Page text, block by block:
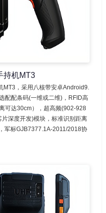
持机MT3
MT3，采用八核带安卓Android9.
配配条码(一维或二维)，RFID高
可达30cm），超高频(902-928
深度开发)模块，标准识别距离
军标GJB7377.1A-2011/2018协